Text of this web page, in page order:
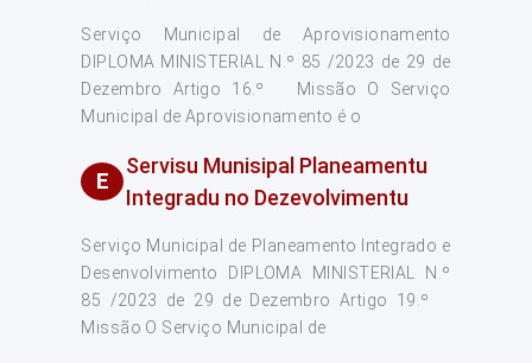
Serviço Municipal de Aprovisionamento
DIPLOMA MINISTERIAL N.º 85 /2023 de 29 de
Dezembro Artigo 16.º Missão O Serviço
Municipal de Aprovisionamento é o
E
Servisu Munisipal Planeamentu
Integradu no Dezevolvimentu
Serviço Municipal de Planeamento Integrado e
Desenvolvimento DIPLOMA MINISTERIAL N.º
85 /2023 de 29 de Dezembro Artigo 19.º
Missão O Serviço Municipal de